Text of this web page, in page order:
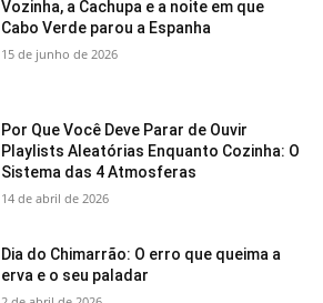
Vozinha, a Cachupa e a noite em que
Cabo Verde parou a Espanha
15 de junho de 2026
Por Que Você Deve Parar de Ouvir
Playlists Aleatórias Enquanto Cozinha: O
Sistema das 4 Atmosferas
14 de abril de 2026
Dia do Chimarrão: O erro que queima a
erva e o seu paladar